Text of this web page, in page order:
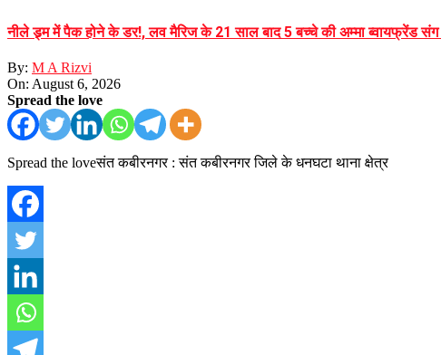
नीले ड्र्म में पैक होने के डर!, लव मैरिज के 21 साल बाद 5 बच्चे की अम्मा ब्वायफ्रेंड संग
By: M A Rizvi
On: August 6, 2026
Spread the love
Spread the loveसंत कबीरनगर : संत कबीरनगर जिले के धनघटा थाना क्षेत्र